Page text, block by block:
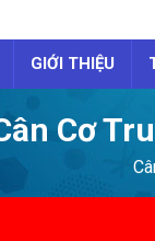
GIỚI THIỆU
Cơ